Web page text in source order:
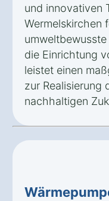
und innovativen
Wermelskirchen
die Einrichtung
leistet einen
zur Realisierung
nachhaltigen